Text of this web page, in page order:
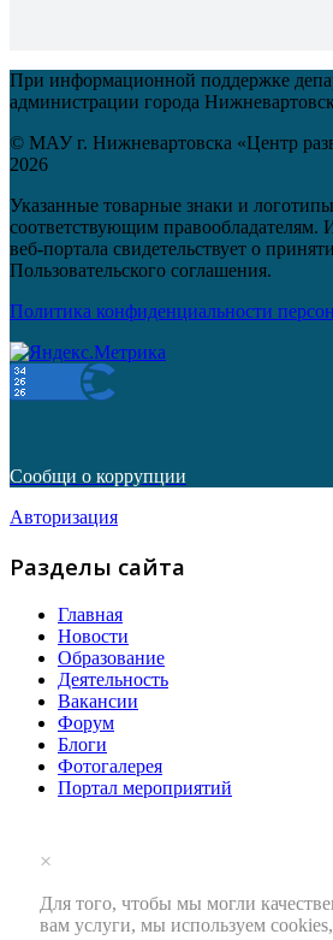
При информационной поддержке
администрации города
© МАУ г. Нижневартовска «Центр
2026
Указанные товарные знаки и
соответствующим правообладателям.
веб-портала свидетельствует о
Пользовательского соглашения.
Политика конфиденциальности
Сообщи о коррупции
Авторизация
Разделы сайта
Главная
Новости
Образование
Деятельность
Вакансии
Форум
Блоги
Фотогалерея
Портал мероприятий
×
Для того, чтобы мы могли
вам услуги, мы используем